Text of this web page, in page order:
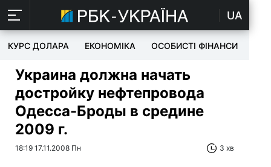
UA
КУРС ДОЛАРА ЕКОНОМІКА ОСОБИСТІ ФІНАНСИ
Украина должна начать
достройку нефтепровода
Одесса-Броды в средине
2009 г.
18:19 17.11.2008 Пн 3 хв